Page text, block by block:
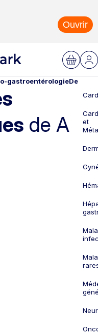
Ouvrir
gastroentérologie
de A
et